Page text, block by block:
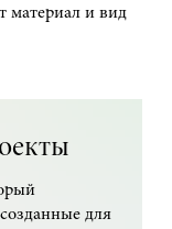
материал и вид
для